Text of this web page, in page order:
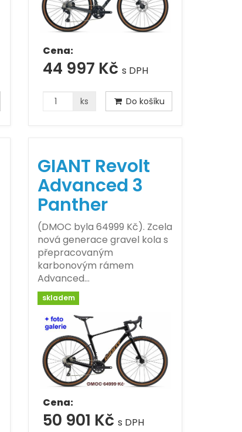
Cena:
44 997 Kčs DPH
ks Do košíku
GIANT Revolt
Advanced 3
Panther
(DMOC byla 64999 Kč). Zcela
nová generace gravel kola s
přepracovaným
karbonovým rámem
Advanced…
skladem
Cena:
50 901 Kčs DPH